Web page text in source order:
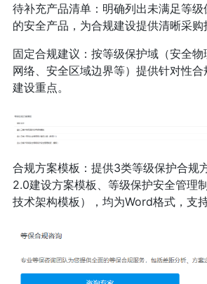
待补充产品清单：明确列出未满足等
的安全产品，为合规建设提供清晰采购
固定合规建议：按等级保护域（安全
网络、安全区域边界等）提供针对性
建设重点。
合规方案模板：提供3类等级保护合规
2.0建设方案模板、等级保护安全管理
技术架构模板），均为Word格式，支持